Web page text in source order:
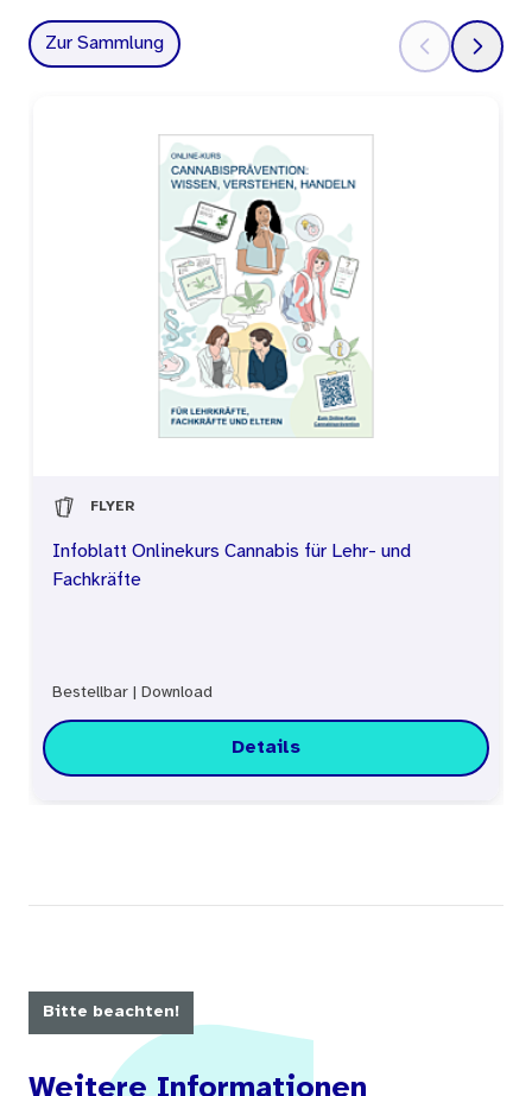
Zur Sammlung
FLYER
Infoblatt Onlinekurs Cannabis für Lehr- und
Fachkräfte
Bestellbar Download
Details
Bitte beachten!
Weitere Informationen